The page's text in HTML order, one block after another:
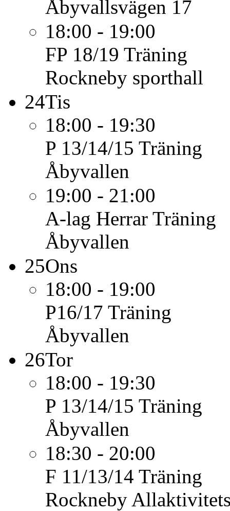
Åbyvallsvägen 17
18:00 - 19:00
FP 18/19 Träning
Rockneby sporthall
24Tis
18:00 - 19:30
P 13/14/15 Träning
Åbyvallen
19:00 - 21:00
A-lag Herrar Träning
Åbyvallen
25Ons
18:00 - 19:00
P16/17 Träning
Åbyvallen
26Tor
18:00 - 19:30
P 13/14/15 Träning
Åbyvallen
18:30 - 20:00
F 11/13/14 Träning
Rockneby